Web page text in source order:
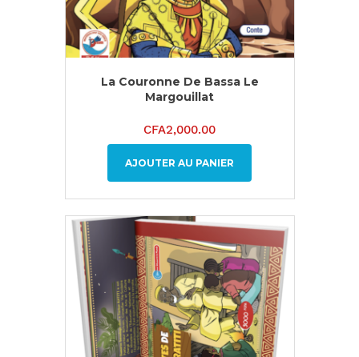
La Couronne De Bassa Le
Margouillat
CFA2,000.00
AJOUTER AU PANIER